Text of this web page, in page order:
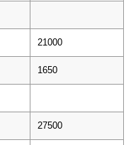
21000
1650
27500